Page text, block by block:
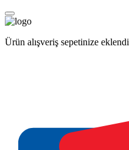
Ürün alışveriş sepetinize eklendi